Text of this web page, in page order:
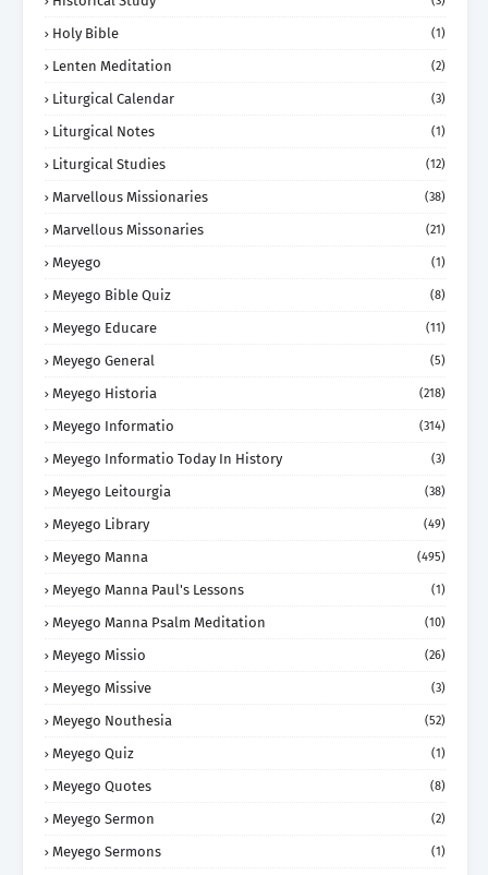
Holy Bible (1)
Lenten Meditation (2)
Liturgical Calendar (3)
Liturgical Notes (1)
Liturgical Studies (12)
Marvellous Missionaries (38)
Marvellous Missonaries (21)
Meyego (1)
Meyego Bible Quiz (8)
Meyego Educare (11)
Meyego General (5)
Meyego Historia (218)
Meyego Informatio (314)
Meyego Informatio Today In History (3)
Meyego Leitourgia (38)
Meyego Library (49)
Meyego Manna (495)
Meyego Manna Paul's Lessons (1)
Meyego Manna Psalm Meditation (10)
Meyego Missio (26)
Meyego Missive (3)
Meyego Nouthesia (52)
Meyego Quiz (1)
Meyego Quotes (8)
Meyego Sermon (2)
Meyego Sermons (1)